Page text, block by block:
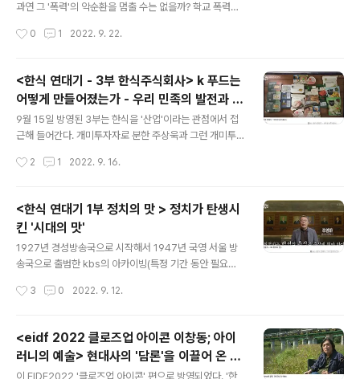
글들 중 특히 주목을 끄는 건 일본 사람들이 즐겨하는 '파친
심으로 매달려 파친코를 즐기는 사람들, 그는 그런 사람들
과연 그 '폭력'의 악순환을 멈출 수는 없을까? 학교 폭력의
들어주기 힘든 부탁을 받은 학생이 미안하다고 거절한 이
진다. '너 미쳤냐?', '요즘 안 맞았지?', 하는 상시화된 폭력
은 피해자를 지옥으로 몰아간다. 하지만 가해자들은 뻔뻔
하게 말한다. '장난'이었어요 . 그리고 어른들은 말한다. '싸
우면서 크는 거지', 여전히 우리 사회는 '장난'치는 친구 관
우가 많다. 하지만, 그 '장난'이 피해자를 피폐한 삶이나,..
0 1 2022. 9. 22.
<한식 연대기 - 3부 한식주식회사> k 푸드는
어떻게 만들어졌는가 - 우리 민족의 발전과 궤
적을 같이 한 '한식'
9월 15일 방영된 3부는 한식을 '산업'이라는 관점에서 접
근해 들어간다. 개미투자자로 분한 주상욱과 그런 개미투
'한식'을 투자적 관점에서 바라보는 식이다. 한식이란? 왜
정훈 교수를 비롯한 다수의 전문가들에게 묻는다. '한식이
란?' 그런데 각 분야에서 트렌드로서의 한식을 이끌어내고
해석해낸 전문가들이 쑥쓰럽게 머리를 긁적인다. 딱 맞춤
한 답이 떠오르질 않아서이다. 일본식 간장으로 부터 시작
된, 이른바 '왜간장'이라고 불리던 샘표 간장은 한식일까?
드시지 않았다는 튀긴 닭은 또 어떨까? 그렇다면 '집밥'이
2 1 2022. 9. 16.
<한식 연대기 1부 정치의 맛 > 정치가 탄생시
킨 '시대의 맛'
1927년 경성방송국으로 시작해서 1947년 국영 서울 방
송국으로 출범한 kbs의 아카이빙(특정 기간 동안 필요한
우리 현대사의 기록이다. 추석을 맞이하여 kbs는 이 아카
를 딛고 이룩한 눈부신 한강의 기적, 88올림픽의 성공, IM
F 위기 극복 등 KBS의 풍부한 아카이브를 발판으로 격동
의 근현대 120년 역사 안에서 한식이 정치, 경제, 사회와
어떤 상관관계로 변화 발전하는지 밀도 있게 짚'어보는 프
3 0 2022. 9. 12.
<eidf 2022 클로즈업 아이콘 이창동; 아이
러니의 예술> 현대사의 '담론'을 이끌어 온 이
창동, 그의 영화
이 EIDF2022 '클로즈업 아이콘' 편으로 방영되었다. '한